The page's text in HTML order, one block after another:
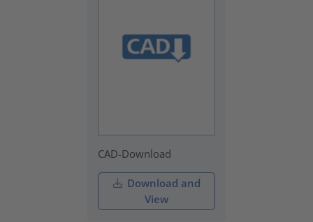
CAD-Download
Download and
View